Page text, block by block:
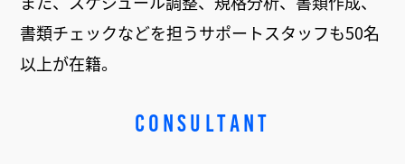
書類チェックなどを担うサポートスタッフも50名
以上が在籍。
CONSULTANT